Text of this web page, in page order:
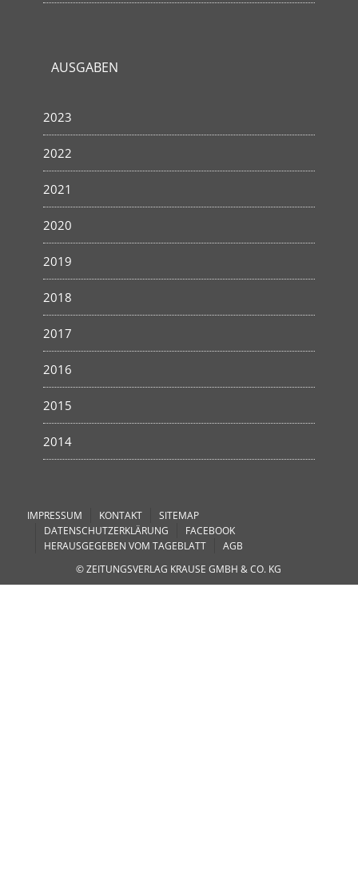
AUSGABEN
2023
2022
2021
2020
2019
2018
2017
2016
2015
2014
IMPRESSUM KONTAKT
SITEMAP
DATENSCHUTZERKLÄRUNG
FACEBOOK
HERAUSGEGEBEN VOM TAGEBLATT
AGB
© ZEITUNGSVERLAG KRAUSE GMBH & CO. KG